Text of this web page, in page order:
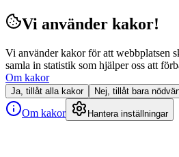
Vi använder kakor!
Vi använder kakor för att webbplatsen
samla in statistik som hjälper oss att
Om kakor
Ja, tillåt alla kakor Nej, tillåt bara
Om kakor Hantera inställningar